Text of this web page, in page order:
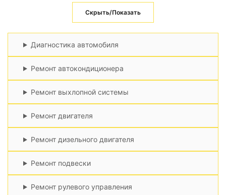
Скрыть/Показать
Диагностика автомобиля
Ремонт автокондиционера
Ремонт выхлопной системы
Ремонт двигателя
Ремонт дизельного двигателя
Ремонт подвески
Ремонт рулевого управления